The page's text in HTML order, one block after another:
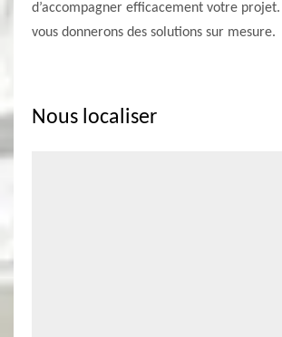
d’accompagner efficacement votre
vous donnerons des solutions sur mesure.
Nous localiser